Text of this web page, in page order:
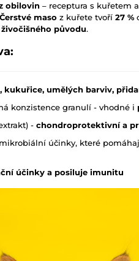
obilovin – receptura s kuřetem
Čerstvé maso z kuřete tvoří 27 %
živočišného původu.
kukuřice, umělých barviv,
konzistence granulí - vhodné i
- chondroprotektivní a
účinky, které
účinky a posiluje imunitu